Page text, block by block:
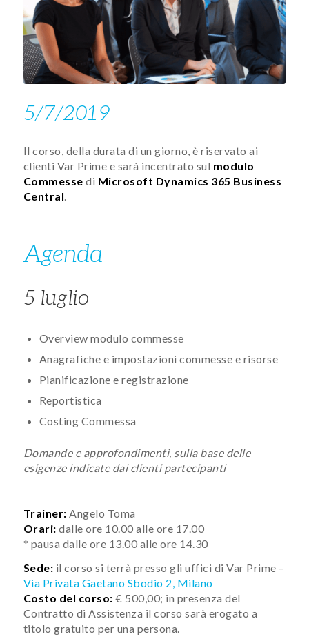
5/7/2019
Il corso, della dura​ta di un giorno, è riservato ai
clienti Var Prime e sarà incentrato sul modulo
Commesse di Microsoft Dynamics 365 Business
Central.​​​
Agenda​​​
5 luglio
Overview modulo commesse
Anagrafiche e impostazioni commesse e risorse
Pianificazione e registrazione
Reportistica
Costing Commessa
Domande e approfondimenti, sulla base delle
esigenze indicate dai clienti partecipanti
Trainer: Angelo Toma
Orari: dalle ore 10.00 alle ore 17.00
* pausa dalle ore 13.00 alle ore 14.30
Sede: il corso si terrà presso gli uffici di Var Prime –
Via Privata Gaetano Sbodio 2, Milano
Costo del corso: € 500,00; in presenza del
Contratto di Assistenza il corso sarà erogato a
titolo gratuito per una persona.